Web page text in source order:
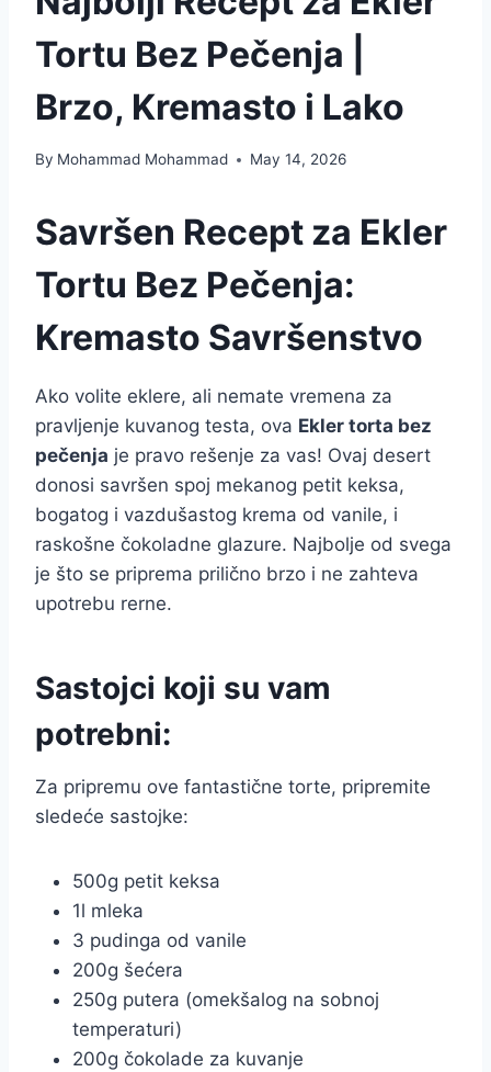
Tortu Bez Pečenja |
Brzo, Kremasto i Lako
By Mohammad Mohammad May 14, 2026
Savršen Recept za Ekler
Tortu Bez Pečenja:
Kremasto Savršenstvo
Ako volite eklere, ali nemate vremena za
pravljenje kuvanog testa, ova Ekler torta bez
pečenja je pravo rešenje za vas! Ovaj desert
donosi savršen spoj mekanog petit keksa,
bogatog i vazdušastog krema od vanile, i
raskošne čokoladne glazure. Najbolje od svega
je što se priprema prilično brzo i ne zahteva
upotrebu rerne.
Sastojci koji su vam
potrebni:
Za pripremu ove fantastične torte, pripremite
sledeće sastojke:
500g petit keksa
1l mleka
3 pudinga od vanile
200g šećera
250g putera (omekšalog na sobnoj
temperaturi)
200g čokolade za kuvanje